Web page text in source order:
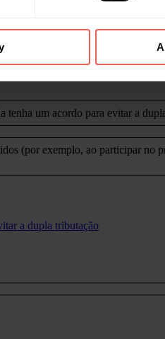
a todos os não residentes
um acordo para evitar a
(por exemplo, ao participar no
a dupla tributação